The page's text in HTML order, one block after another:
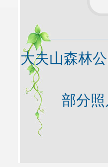
大夫山森林
部分